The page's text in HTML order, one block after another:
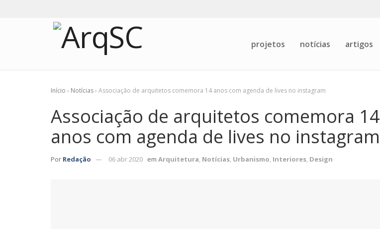
projetos notícias artigos
Início › Notícias› Associação de arquitetos comemora 14 anos com agenda de lives no instagram
Associação de arquitetos comemora 14
anos com agenda de lives no instagram
Por Redação 06 abr 2020 em Arquitetura, Notícias, Urbanismo, Interiores, Design